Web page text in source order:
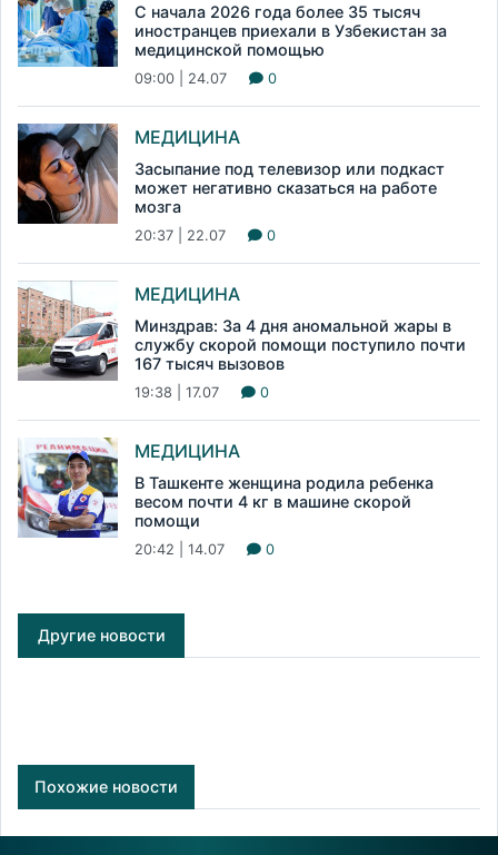
С начала 2026 года более 35 тысяч
иностранцев приехали в Узбекистан за
медицинской помощью
09:00 | 24.07 0
МЕДИЦИНА
Засыпание под телевизор или подкаст
может негативно сказаться на работе
мозга
20:37 | 22.07 0
МЕДИЦИНА
Минздрав: За 4 дня аномальной жары в
службу скорой помощи поступило почти
167 тысяч вызовов
19:38 | 17.07 0
МЕДИЦИНА
В Ташкенте женщина родила ребенка
весом почти 4 кг в машине скорой
помощи
20:42 | 14.07 0
Другие новости
Похожие новости